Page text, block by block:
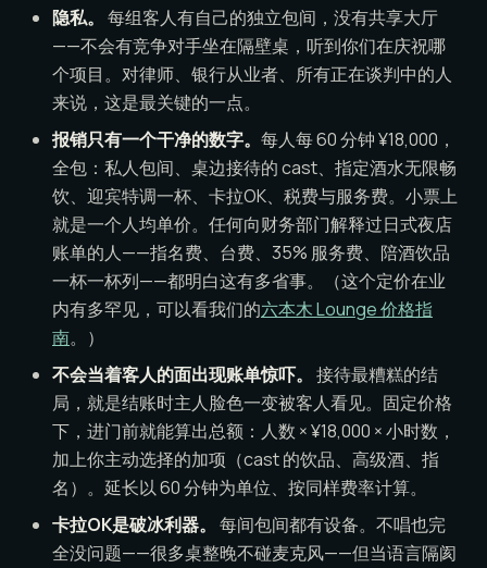
隐私。 每组客人有自己的独立包间，没有共享大厅
——不会有竞争对手坐在隔壁桌，听到你们在庆祝哪
个项目。对律师、银行从业者、所有正在谈判中的人
来说，这是最关键的一点。
报销只有一个干净的数字。 每人每 60 分钟 ¥18,000，
全包：私人包间、桌边接待的 cast、指定酒水无限畅
饮、迎宾特调一杯、卡拉OK、税费与服务费。小票上
就是一个人均单价。任何向财务部门解释过日式夜店
账单的人——指名费、台费、35% 服务费、陪酒饮品
一杯一杯列——都明白这有多省事。（这个定价在业
内有多罕见，可以看我们的六本木 Lounge 价格指
南。）
不会当着客人的面出现账单惊吓。 接待最糟糕的结
局，就是结账时主人脸色一变被客人看见。固定价格
下，进门前就能算出总额：人数 × ¥18,000 × 小时数，
加上你主动选择的加项（cast 的饮品、高级酒、指
名）。延长以 60 分钟为单位、按同样费率计算。
卡拉OK是破冰利器。 每间包间都有设备。不唱也完
全没问题——很多桌整晚不碰麦克风——但当语言隔阂